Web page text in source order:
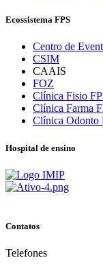
Ecossistema FPS
Centro de
CSIM
CAAIS
FOZ
Clínica Fisio
Clínica Farma
Clínica Odonto
Hospital de ensino
Contatos
Telefones